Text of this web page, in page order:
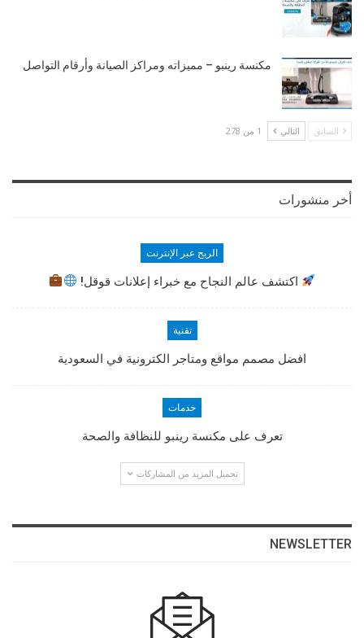
مكنسة رينبو – مميزاته ومراكز الصيانة وأرقام التواصل
السابق التالي 1 من 278
أخر منشورات
الربح عبر الإنترنت
اكتشف عالم النجاح مع خبراء إعلانات قوقل!
تقنية
افضل مصمم مواقع ومتاجر الكترونية في السعودية
خدمات
تعرف على مكنسة رينبو للنظافة والصحة
تحميل المزيد من المشاركات
NEWSLETTER